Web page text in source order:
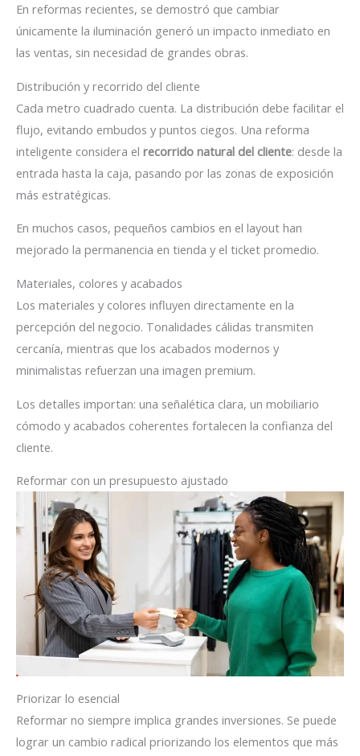
En reformas recientes, se demostró que cambiar
únicamente la iluminación generó un impacto inmediato en
las ventas, sin necesidad de grandes obras.
Distribución y recorrido del cliente
Cada metro cuadrado cuenta. La distribución debe facilitar el
flujo, evitando embudos y puntos ciegos. Una reforma
inteligente considera el recorrido natural del cliente: desde la
entrada hasta la caja, pasando por las zonas de exposición
más estratégicas.
En muchos casos, pequeños cambios en el layout han
mejorado la permanencia en tienda y el ticket promedio.
Materiales, colores y acabados
Los materiales y colores influyen directamente en la
percepción del negocio. Tonalidades cálidas transmiten
cercanía, mientras que los acabados modernos y
minimalistas refuerzan una imagen premium.
Los detalles importan: una señalética clara, un mobiliario
cómodo y acabados coherentes fortalecen la confianza del
cliente.
Reformar con un presupuesto ajustado
Priorizar lo esencial
Reformar no siempre implica grandes inversiones. Se puede
lograr un cambio radical priorizando los elementos que más